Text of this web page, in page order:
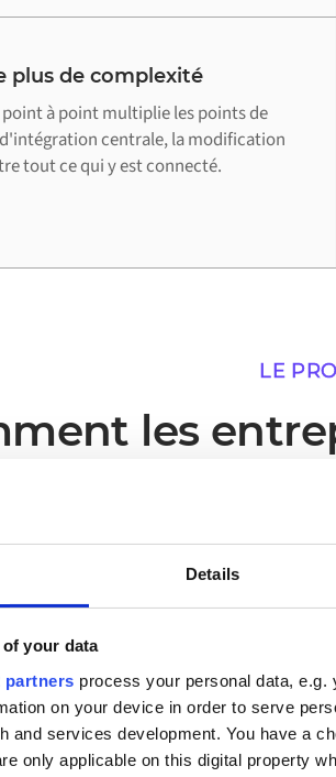
Details
your data
partners process your personal data,
on your device in order to serve
and services development. You have a
only applicable on this digital property
plus de complexité
à point multiplie les points de
centrale, la modification
tout ce qui y est connecté.
LE
les
dans lesquels une
opérationnelle
02